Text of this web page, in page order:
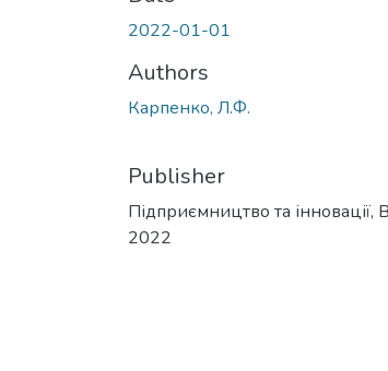
2022-01-01
Authors
Карпенко, Л.Ф.
Publisher
Підприємництво та інновації,
2022